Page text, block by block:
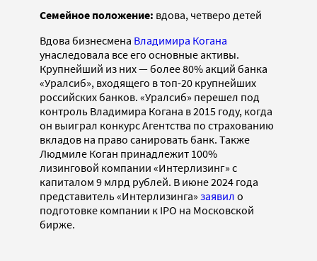
Семейное положение: вдова, четверо детей
Вдова бизнесмена Владимира Когана
унаследовала все его основные активы.
Крупнейший из них — более 80% акций банка
«Уралсиб», входящего в топ-20 крупнейших
российских банков. «Уралсиб» перешел под
контроль Владимира Когана в 2015 году, когда
он выиграл конкурс Агентства по страхованию
вкладов на право санировать банк. Также
Людмиле Коган принадлежит 100%
лизинговой компании «Интерлизинг» с
капиталом 9 млрд рублей. В июне 2024 года
представитель «Интерлизинга» заявил о
подготовке компании к IPO на Московской
бирже.